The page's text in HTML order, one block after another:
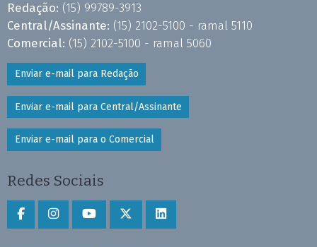
Redação: (15) 99789-3913
Central/Assinante: (15) 2102-5100 - ramal 5110
Comercial: (15) 2102-5100 - ramal 5060
Enviar e-mail para Redação
Enviar e-mail para Central/Assinante
Enviar e-mail para o Comercial
Redes Sociais